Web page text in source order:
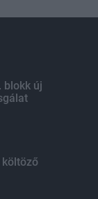
blokk új
költöző